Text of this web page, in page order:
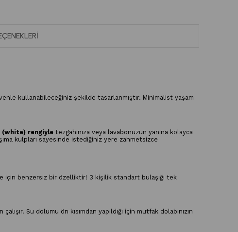
kullanabileceğiniz şekilde tasarlanmıştır. Minimalist yaşam
(white) rengiyletezgahınıza veya lavabonuzun yanına kolayca
kulpları sayesinde istediğiniz yere zahmetsizce
için benzersiz bir özelliktir! 3 kişilik standart bulaşığı tek
Su dolumu ön kısımdan yapıldığı için mutfak dolabınızın